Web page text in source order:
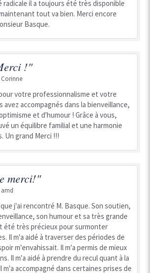
radicale il a toujours été très disponible
tout va bien. Merci encore
Basque.
!"
Corinne
votre professionnalisme et votre
avez accompagnés dans la bienveillance,
et d'humour ! Grâce à vous,
un équilibre familial et une harmonie
Un grand Merci !!!
merci!"
j'ai rencontré M. Basque. Son soutien,
son humour et sa très grande
été très précieux pour surmonter
Il m'a aidé à traverser des périodes de
m'envahissait. Il m'a permis de mieux
Il m'a aidé à prendre du recul quant à la
m'a accompagné dans certaines prises de